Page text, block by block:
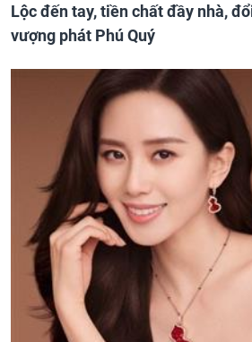
Lộc đến tay, tiền chất đầy nhà,
vượng phát Phú Quý